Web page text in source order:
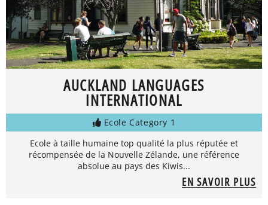
AUCKLAND LANGUAGES
INTERNATIONAL
Ecole Category 1
Ecole à taille humaine top qualité la plus réputée et
récompensée de la Nouvelle Zélande, une référence
absolue au pays des Kiwis...
EN SAVOIR PLUS